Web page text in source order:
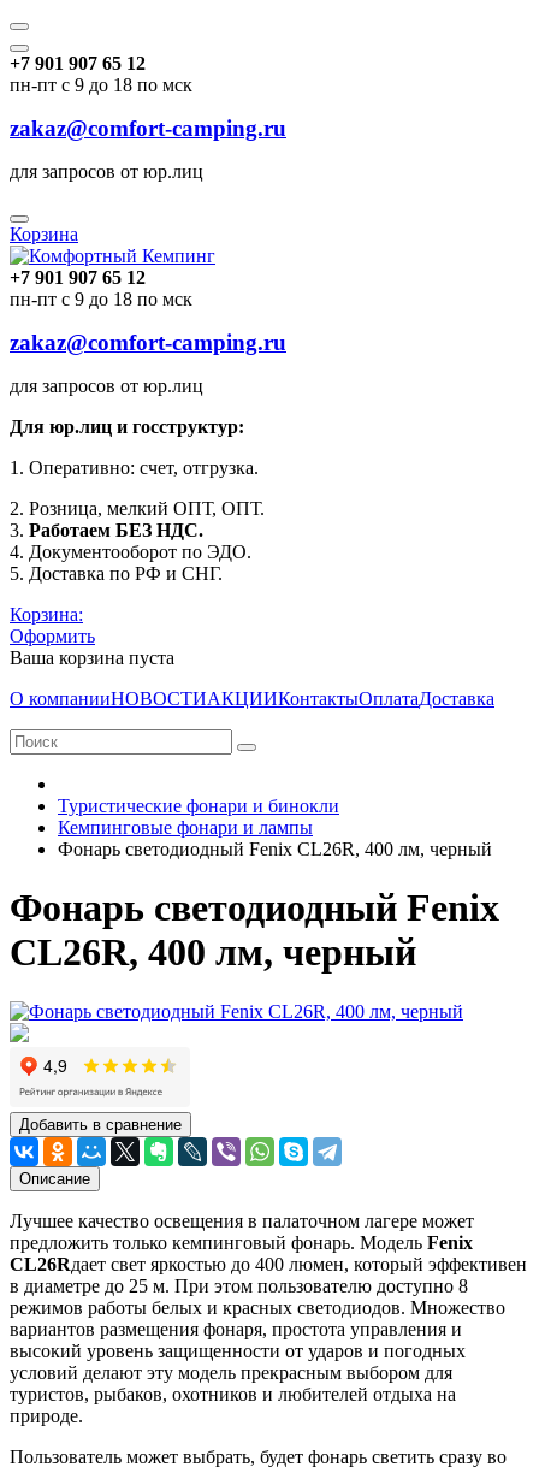
+7 901 907 65 12
пн-пт с 9 до 18 по мск
zakaz@comfort-camping.ru
для запросов от юр.лиц
Корзина
+7 901 907 65 12
пн-пт с 9 до 18 по мск
zakaz@comfort-camping.ru
для запросов от юр.лиц
Для юр.лиц и госструктур:
1. Оперативно: счет, отгрузка.
2. Розница, мелкий ОПТ, ОПТ.
3. Работаем БЕЗ НДС.
4. Документооборот по ЭДО.
5. Доставка по РФ и СНГ.
Корзина:
Оформить
Ваша корзина пуста
О компанииНОВОСТИАКЦИИКонтактыОплатаДоставка
Туристические фонари и бинокли
Кемпинговые фонари и лампы
Фонарь светодиодный Fenix CL26R, 400 лм, черный
Фонарь светодиодный Fenix
CL26R, 400 лм, черный
Добавить в сравнение
Описание
Лучшее качество освещения в палаточном лагере может
предложить только кемпинговый фонарь. Модель Fenix
CL26Rдает свет яркостью до 400 люмен, который эффективен
в диаметре до 25 м. При этом пользователю доступно 8
режимов работы белых и красных светодиодов. Множество
вариантов размещения фонаря, простота управления и
высокий уровень защищенности от ударов и погодных
условий делают эту модель прекрасным выбором для
туристов, рыбаков, охотников и любителей отдыха на
природе.
Пользователь может выбрать, будет фонарь светить сразу во